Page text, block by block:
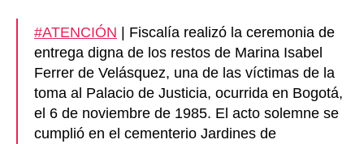
#ATENCIÓN | Fiscalía realizó la ceremonia de
entrega digna de los restos de Marina Isabel
Ferrer de Velásquez, una de las víctimas de la
toma al Palacio de Justicia, ocurrida en Bogotá,
el 6 de noviembre de 1985. El acto solemne se
cumplió en el cementerio Jardines de